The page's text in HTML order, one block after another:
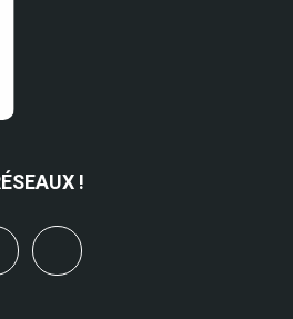
!
bluesky mastodon